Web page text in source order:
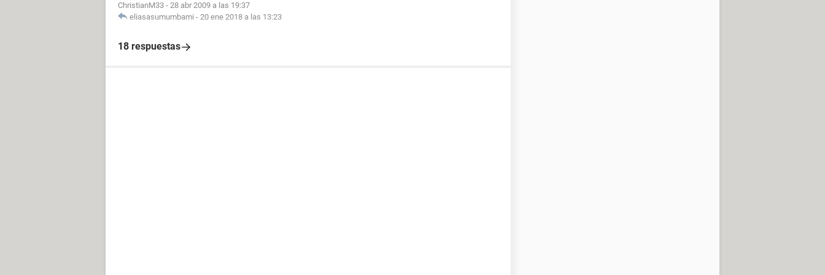
ChristianM33 - 28 abr 2009 a las 19:37
eliasasumumbami - 20 ene 2018 a las 13:23
18 respuestas